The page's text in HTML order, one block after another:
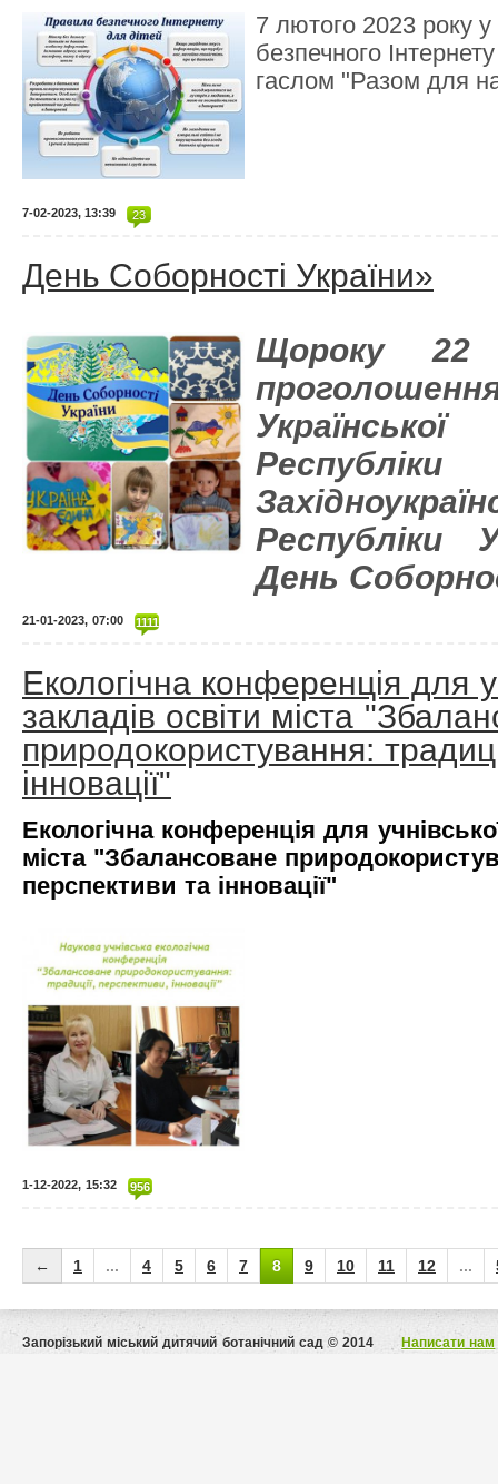
7 лютого 2023 року у
безпечного
гаслом "Разом для
7-02-2023, 13:39 23
День Соборності України»
Щороку
Республіки
День
21-01-2023, 07:00 1111
Екологічна конференція для
закладів освіти міста
природокористування:
інновації"
Екологічна конференція для
міста "Збалансоване
перспективи та інновації"
1-12-2022, 15:32 956
← 1 ... 4 5 6 7 8 9 10 11 12 ...
Запорізький міський дитячий ботанічний сад © 2014 Написати нам